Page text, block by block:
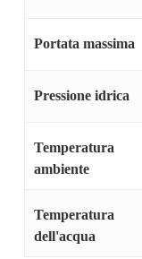
Portata massima
Pressione idrica
Temperatura
ambiente
Temperatura
dell'acqua